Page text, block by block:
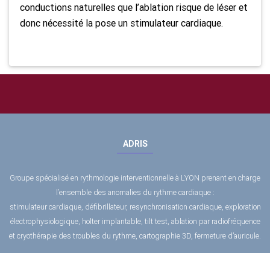
conductions naturelles que l’ablation risque de léser et
donc nécessité la pose un stimulateur cardiaque.
ADRIS
Groupe spécialisé en rythmologie interventionnelle à LYON prenant en charge
l’ensemble des anomalies du rythme cardiaque :
stimulateur cardiaque, défibrillateur, resynchronisation cardiaque, exploration
électrophysiologique, holter implantable, tilt test, ablation par radiofréquence
et cryothérapie des troubles du rythme, cartographie 3D, fermeture d’auricule.